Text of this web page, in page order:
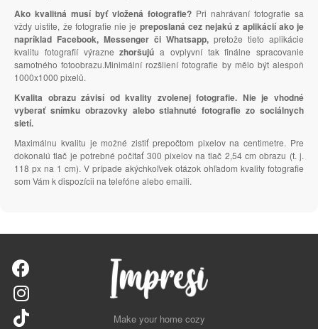
Ako kvalitná musí byť vložená fotografie? Pri nahrávaní fotografie sa
vždy uistite, že fotografie nie je preposlaná cez nejakú z aplikácií ako je
napríklad Facebook, Messenger či Whatsapp, pretože tieto aplikácie
kvalitu fotografií výraznezhoršujú a ovplyvní tak finálne spracovanie
samotného fotoobrazu.Minimální rozšliení fotografie by mělo být alespoň
1000x1000 pixelů.
Kvalita obrazu závisí od kvality zvolenej fotografie. Nie je vhodné
vyberať snímku obrazovky alebo stiahnuté fotografie zo sociálnych
sietí.
Maximálnu kvalitu je možné zistiť prepočtom pixelov na centimetre. Pre
dokonalú tlač je potrebné počítať 300 pixelov na tlač 2,54 cm obrazu (t. j.
118 px na 1 cm). V prípade akýchkoľvek otázok ohľadom kvality fotografie
som Vám k dispozícii na telefóne alebo emaili.
Make your home cozy